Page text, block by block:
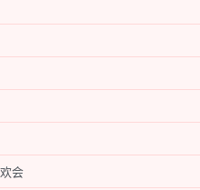
会